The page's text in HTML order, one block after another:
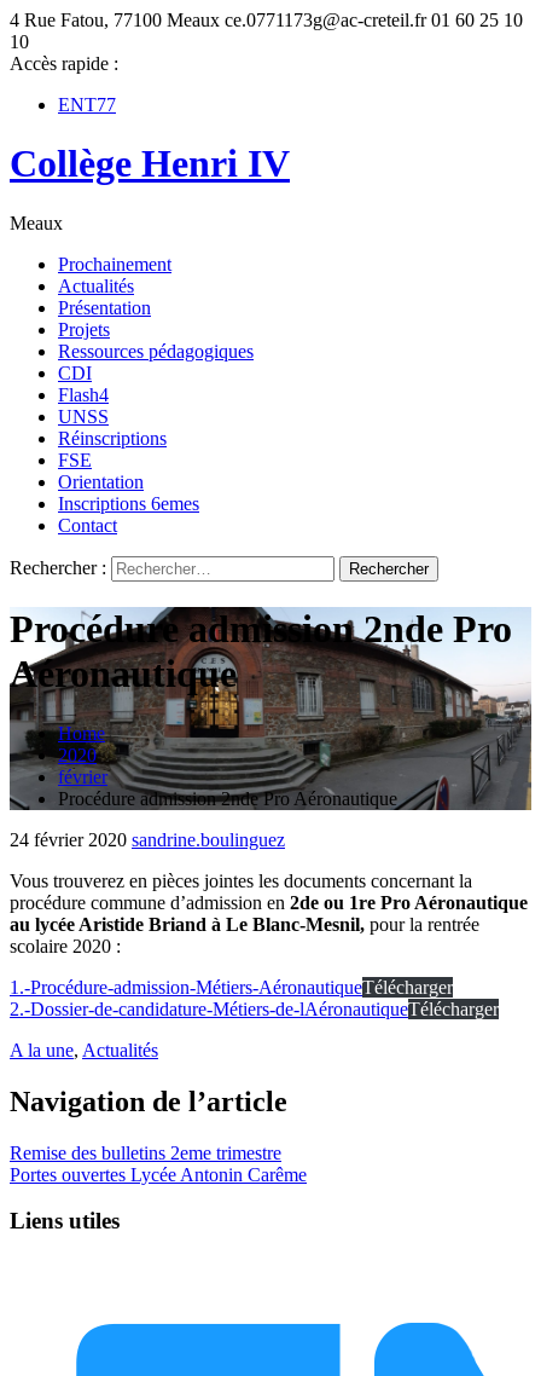
4 Rue Fatou, 77100 Meaux ce.0771173g@ac-creteil.fr 01 60 25 10
10
Accès rapide :
ENT77
Collège Henri IV
Meaux
Prochainement
Actualités
Présentation
Projets
Ressources pédagogiques
CDI
Flash4
UNSS
Réinscriptions
FSE
Orientation
Inscriptions 6emes
Contact
Rechercher :
Procédure admission 2nde Pro
Aéronautique
Home
2020
février
Procédure admission 2nde Pro Aéronautique
24 février 2020 sandrine.boulinguez
Vous trouverez en pièces jointes les documents concernant la
procédure commune d’admission en 2de ou 1re Pro Aéronautique
au lycée Aristide Briand à Le Blanc-Mesnil, pour la rentrée
scolaire 2020 :
1.-Procédure-admission-Métiers-AéronautiqueTélécharger
2.-Dossier-de-candidature-Métiers-de-lAéronautiqueTélécharger
A la une, Actualités
Navigation de l’article
Remise des bulletins 2eme trimestre
Portes ouvertes Lycée Antonin Carême
Liens utiles